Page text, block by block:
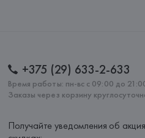
+375 (29) 633-2-633
Время работы: пн-вс с 09:00 до
Заказы через корзину
Получайте уведомления об